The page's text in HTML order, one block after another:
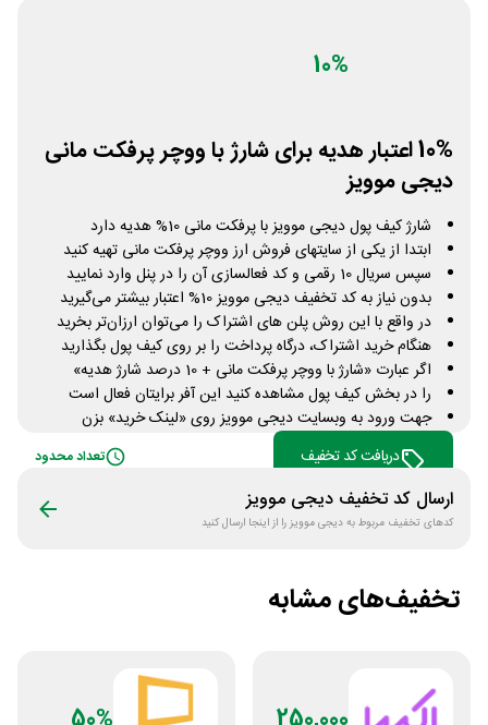
10%
10% اعتبار هدیه برای شارژ با ووچر پرفکت مانی
دیجی موویز
شارژ کیف پول دیجی موویز با پرفکت مانی 10% هدیه دارد
ابتدا از یکی از سایتهای فروش ارز ووچر پرفکت مانی تهیه کنید
سپس سریال 10 رقمی و کد فعالسازی آن را در پنل وارد نمایید
بدون نیاز به کد تخفیف دیجی موویز 10% اعتبار بیشتر می‌گیرید
در واقع با این روش پلن های اشتراک را می‌توان ارزان‌تر بخرید
هنگام خرید اشتراک، درگاه پرداخت را بر روی کیف پول بگذارید
اگر عبارت «شارژ با ووچر پرفکت مانی + 10 درصد شارژ هدیه»
را در بخش کیف پول مشاهده کنید این آفر برایتان فعال است
جهت ورود به وبسایت دیجی موویز روی «لینک خرید» بزن
دریافت کد تخفیف
تعداد محدود
ارسال کد تخفیف دیجی موویز
کدهای تخفیف مربوط بهدیجی موویزرا از اینجا ارسال کنید
تخفیف‌های مشابه